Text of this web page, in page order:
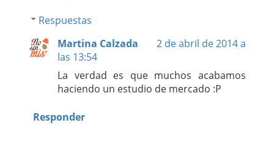
Respuestas
Martina Calzada
2 de abril de 2014 a
las 13:54
La verdad es que muchos acabamos
haciendo un estudio de mercado :P
Responder